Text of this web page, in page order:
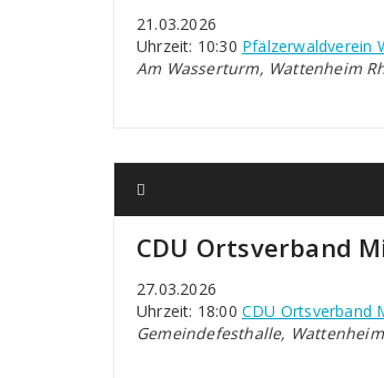
21.03.2026
Uhrzeit: 10:30 Pfälzerwaldverein
Am Wasserturm, Wattenheim
CDU Ortsverband
27.03.2026
Uhrzeit: 18:00 CDU Ortsverband
Gemeindefesthalle,